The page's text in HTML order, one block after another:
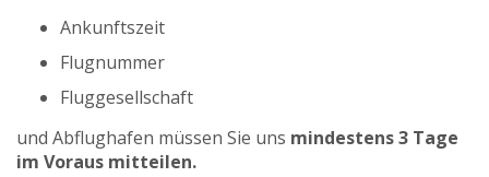
Ankunftszeit
Flugnummer
Fluggesellschaft
und Abflughafen müssen Sie uns mindestens 3 Tage
im Voraus mitteilen.